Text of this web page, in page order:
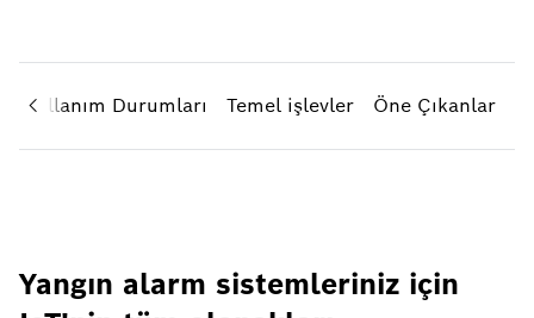
Kullanım Durumları Temel işlevler Öne Çıkanlar
Yangın alarm sistemleriniz için